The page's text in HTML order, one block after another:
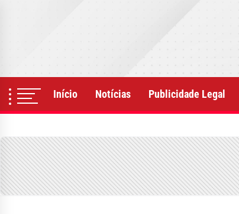
Início Notícias Publicidade Legal